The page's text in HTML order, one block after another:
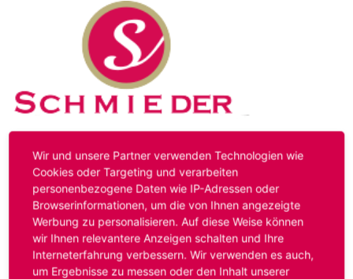
Kontakt Impressum Datenschutz
Hinweis:Das von ihnen aufgerufene Stellenangebot ist
bereits ausgelaufen. Alternative Stellenanzeigen finden
Sie unter:
www.schmieder-personal.de/stellenangebote
Oder Sie bewerben sich
initiativund wir suchen für Sie
passende Stellenangebote.
Wir und unsere Partner verwenden Technologien wie
Cookies oder Targeting und verarbeiten
personenbezogene Daten wie IP-Adressen oder
Browserinformationen, um die von Ihnen angezeigte
Werbung zu personalisieren. Auf diese Weise können
wir Ihnen relevantere Anzeigen schalten und Ihre
Interneterfahrung verbessern. Wir verwenden es auch,
um Ergebnisse zu messen oder den Inhalt unserer